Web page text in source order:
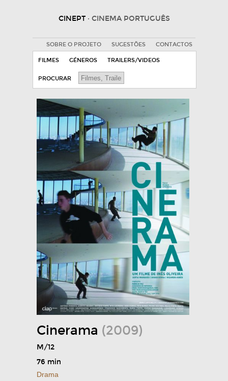
CINEPT · CINEMA PORTUGUÊS
SOBRE O PROJETO SUGESTÕES CONTACTOS
FILMES GÉNEROS TRAILERS/VIDEOS
PROCURAR
Cinerama (2009)
M/12
76 min
Drama